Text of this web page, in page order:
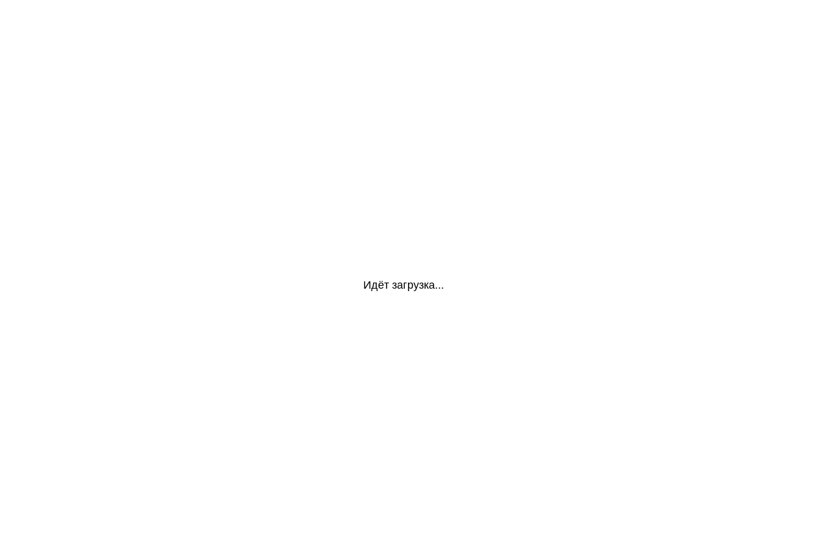
Идёт загрузка...